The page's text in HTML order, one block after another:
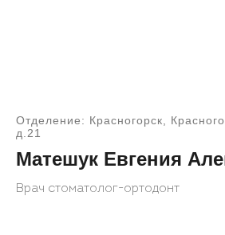
Отделение: Красногорск,
д.21
Матешук Евгения
Врач стоматолог-ортодонт